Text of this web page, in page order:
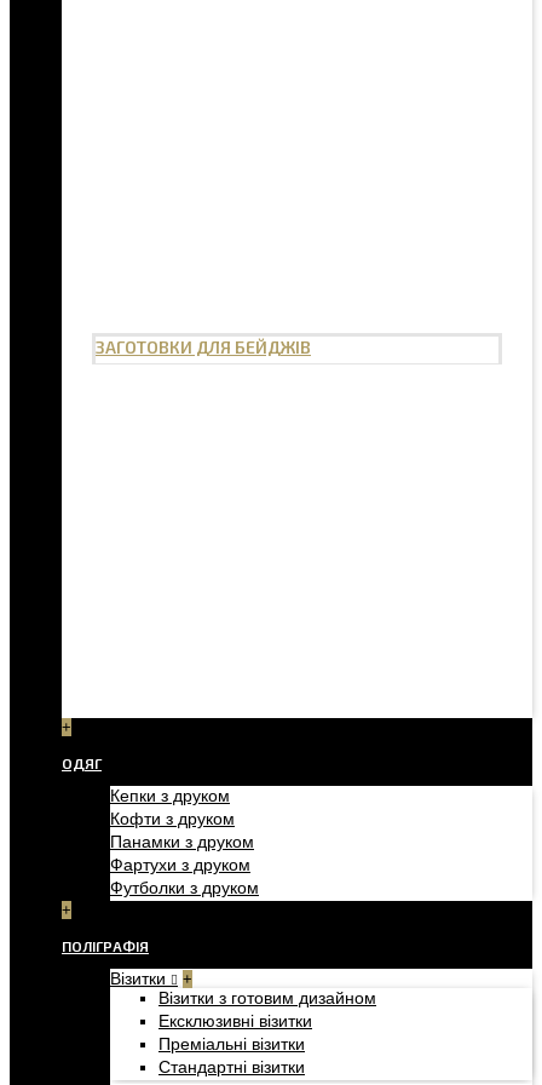
ЗАГОТОВКИ ДЛЯ БЕЙДЖІВ
+
ОДЯГ
Кепки з друком
Кофти з друком
Панамки з друком
Фартухи з друком
Футболки з друком
+
ПОЛІГРАФІЯ
Візитки +
Візитки з готовим дизайном
Ексклюзивні візитки
Преміальні візитки
Стандартні візитки